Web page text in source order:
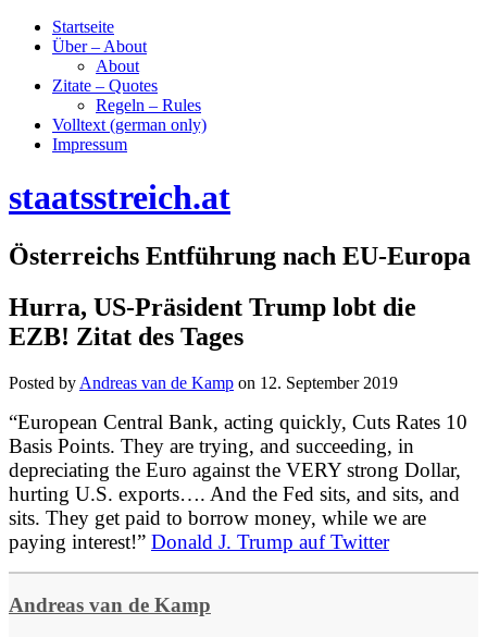
Startseite
Über – About
About
Zitate – Quotes
Regeln – Rules
Volltext (german only)
Impressum
staatsstreich.at
Österreichs Entführung nach EU-Europa
Hurra, US-Präsident Trump lobt die
EZB! Zitat des Tages
Posted by Andreas van de Kamp on 12. September 2019
“European Central Bank, acting quickly, Cuts Rates 10
Basis Points. They are trying, and succeeding, in
depreciating the Euro against the VERY strong Dollar,
hurting U.S. exports…. And the Fed sits, and sits, and
sits. They get paid to borrow money, while we are
paying interest!” Donald J. Trump auf Twitter
Andreas van de Kamp